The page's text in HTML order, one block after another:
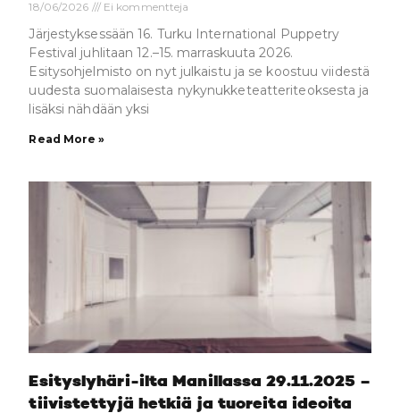
18/06/2026 Ei kommentteja
Järjestyksessään 16. Turku International Puppetry
Festival juhlitaan 12.–15. marraskuuta 2026.
Esitysohjelmisto on nyt julkaistu ja se koostuu viidestä
uudesta suomalaisesta nykynukketeatteriteoksesta ja
lisäksi nähdään yksi
Read More »
Esityslyhäri-ilta Manillassa 29.11.2025 –
tiivistettyjä hetkiä ja tuoreita ideoita